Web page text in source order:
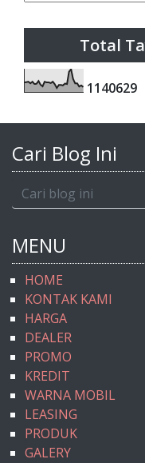
Total
1140629
Cari Blog Ini
MENU
HOME
KONTAK KAMI
HARGA
DEALER
PROMO
KREDIT
WARNA MOBIL
LEASING
PRODUK
GALERY